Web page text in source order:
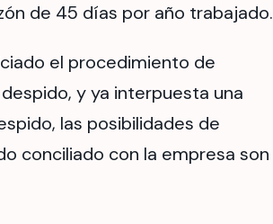
de 45 días por año trabajado.
el procedimiento de
y ya interpuesta una
las posibilidades de
conciliado con la empresa son